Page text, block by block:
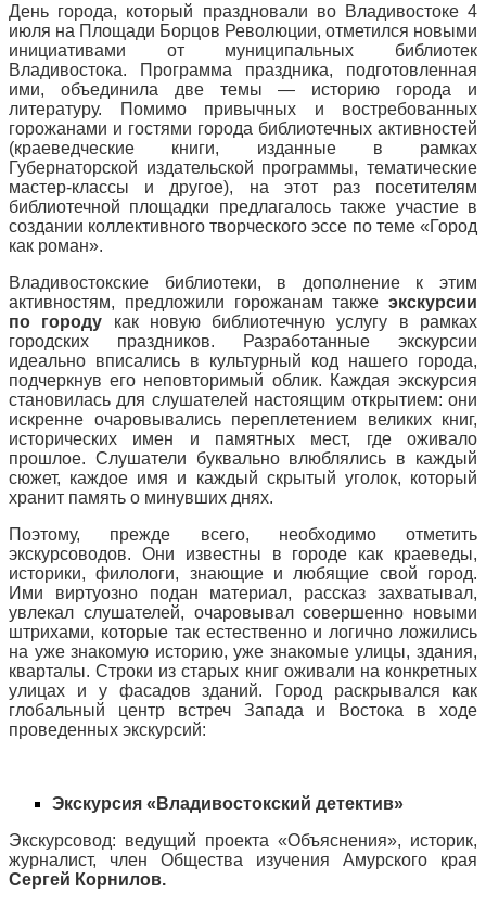
День города, который праздновали во Владивостоке 4
июля на Площади Борцов Революции, отметился новыми
инициативами от муниципальных библиотек
Владивостока. Программа праздника, подготовленная
ими, объединила две темы — историю города и
литературу. Помимо привычных и востребованных
горожанами и гостями города библиотечных активностей
(краеведческие книги, изданные в рамках
Губернаторской издательской программы, тематические
мастер-классы и другое), на этот раз посетителям
библиотечной площадки предлагалось также участие в
создании коллективного творческого эссе по теме «Город
как роман».
Владивостокские библиотеки, в дополнение к этим
активностям, предложили горожанам также экскурсии
по городу как новую библиотечную услугу в рамках
городских праздников. Разработанные экскурсии
идеально вписались в культурный код нашего города,
подчеркнув его неповторимый облик. Каждая экскурсия
становилась для слушателей настоящим открытием: они
искренне очаровывались переплетением великих книг,
исторических имен и памятных мест, где оживало
прошлое. Слушатели буквально влюблялись в каждый
сюжет, каждое имя и каждый скрытый уголок, который
хранит память о минувших днях.
Поэтому, прежде всего, необходимо отметить
экскурсоводов. Они известны в городе как краеведы,
историки, филологи, знающие и любящие свой город.
Ими виртуозно подан материал, рассказ захватывал,
увлекал слушателей, очаровывал совершенно новыми
штрихами, которые так естественно и логично ложились
на уже знакомую историю, уже знакомые улицы, здания,
кварталы. Строки из старых книг оживали на конкретных
улицах и у фасадов зданий. Город раскрывался как
глобальный центр встреч Запада и Востока в ходе
проведенных экскурсий:
Экскурсия «Владивостокский детектив»
Экскурсовод: ведущий проекта «Объяснения», историк,
журналист, член Общества изучения Амурского края
Сергей Корнилов.